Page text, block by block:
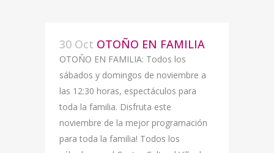
30 Oct OTOÑO EN FAMILIA
OTOÑO EN FAMILIA: Todos los
sábados y domingos de noviembre a
las 12:30 horas, espectáculos para
toda la familia. Disfruta este
noviembre de la mejor programación
para toda la familia! Todos los